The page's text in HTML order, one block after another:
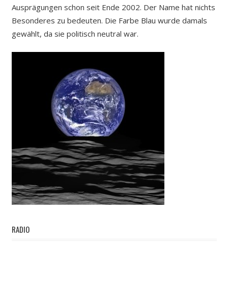
Ausprägungen schon seit Ende 2002. Der Name hat nichts
Besonderes zu bedeuten. Die Farbe Blau wurde damals
gewählt, da sie politisch neutral war.
RADIO